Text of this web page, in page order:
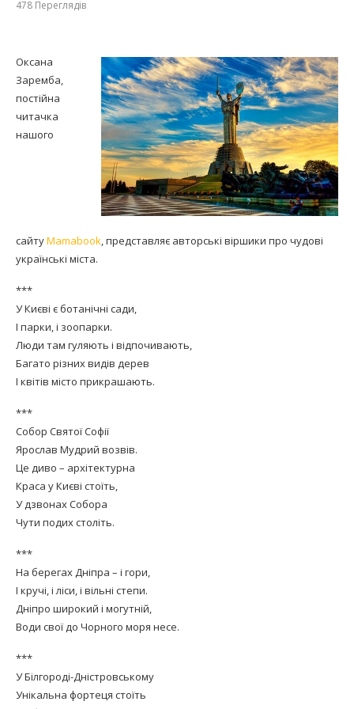
478 Переглядів
Оксана
Заремба,
постійна
читачка
нашого
сайтуMamabook, представляє авторські віршики про чудові
українські міста.
***
У Києві є ботанічні сади,
І парки, і зоопарки.
Люди там гуляють і відпочивають,
Багато різних видів дерев
І квітів місто прикрашають.
***
Собор Святої Софії
Ярослав Мудрий возвів.
Це диво – архітектурна
Краса у Києві стоїть,
У дзвонах Собора
Чути подих століть.
***
На берегах Дніпра – і гори,
І кручі, і ліси, і вільні степи.
Дніпро широкий і могутній,
Води свої до Чорного моря несе.
***
У Білгороді-Дністровському
Унікальна фортеця стоїть